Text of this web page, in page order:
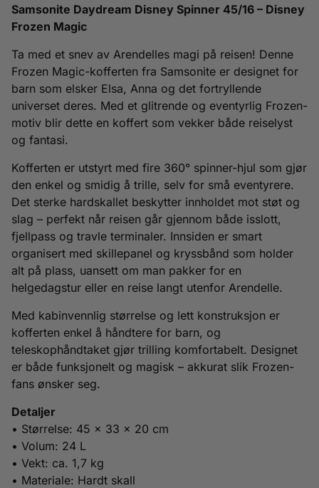
Samsonite Daydream Disney Spinner 45/16 – Disney
Frozen Magic
Ta med et snev av Arendelles magi på reisen! Denne
Frozen Magic-kofferten fra Samsonite er designet for
barn som elsker Elsa, Anna og det fortryllende
universet deres. Med et glitrende og eventyrlig Frozen-
motiv blir dette en koffert som vekker både reiselyst
og fantasi.
Kofferten er utstyrt med fire 360° spinner-hjul som gjør
den enkel og smidig å trille, selv for små eventyrere.
Det sterke hardskallet beskytter innholdet mot støt og
slag – perfekt når reisen går gjennom både isslott,
fjellpass og travle terminaler. Innsiden er smart
organisert med skillepanel og kryssbånd som holder
alt på plass, uansett om man pakker for en
helgedagstur eller en reise langt utenfor Arendelle.
Med kabinvennlig størrelse og lett konstruksjon er
kofferten enkel å håndtere for barn, og
teleskophåndtaket gjør trilling komfortabelt. Designet
er både funksjonelt og magisk – akkurat slik Frozen-
fans ønsker seg.
Detaljer
• Størrelse: 45 × 33 × 20 cm
• Volum: 24 L
• Vekt: ca. 1,7 kg
• Materiale: Hardt skall